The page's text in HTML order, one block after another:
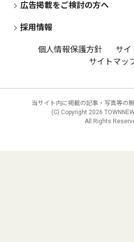
広告掲載をご検討の方へ
採用情報
個人情報保護方針
サイ
サイトマッ
当サイト内に掲載の記事・写真等の
(C) Copyright 2026
All Rights